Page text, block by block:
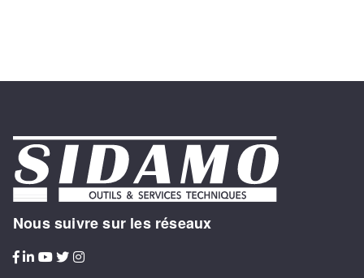
Nous suivre sur les réseaux